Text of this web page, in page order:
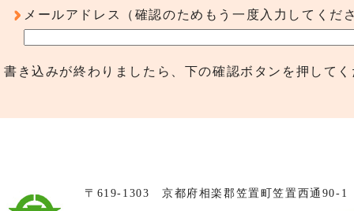
メールアドレス（確認のためもう一度入力してくだ
書き込みが終わりましたら、下の確認ボタンを押して
〒619-1303 京都府相楽郡笠置町笠置西通90-1